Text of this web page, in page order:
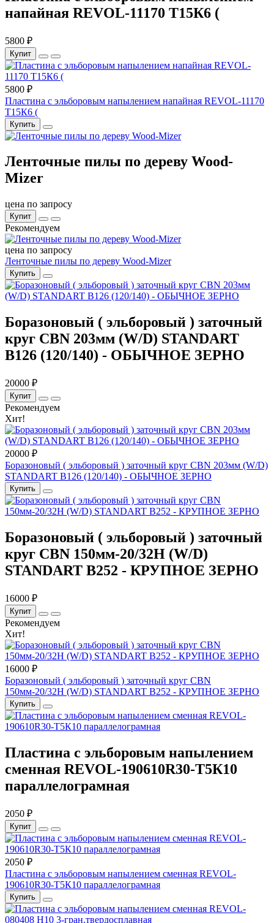
напайная REVOL-11170 Т15К6 (
5800 ₽
Купит
5800 ₽
Пластина с эльборовым напылением напайная REVOL-11170
Т15К6 (
Купить
Ленточные пилы по дереву Wood-
Mizer
цена по запросу
Купит
Рекомендуем
цена по запросу
Ленточные пилы по дереву Wood-Mizer
Купить
Боразоновый ( эльборовый ) заточный
круг CBN 203мм (W/D) STANDART
B126 (120/140) - ОБЫЧНОЕ ЗЕРНО
20000 ₽
Купит
Рекомендуем
Хит!
20000 ₽
Боразоновый ( эльборовый ) заточный круг CBN 203мм (W/D)
STANDART B126 (120/140) - ОБЫЧНОЕ ЗЕРНО
Купить
Боразоновый ( эльборовый ) заточный
круг CBN 150мм-20/32H (W/D)
STANDART B252 - КРУПНОЕ ЗЕРНО
16000 ₽
Купит
Рекомендуем
Хит!
16000 ₽
Боразоновый ( эльборовый ) заточный круг CBN
150мм-20/32H (W/D) STANDART B252 - КРУПНОЕ ЗЕРНО
Купить
Пластина с эльборовым напылением
сменная REVOL-190610R30-Т5К10
параллелограмная
2050 ₽
Купит
2050 ₽
Пластина с эльборовым напылением сменная REVOL-
190610R30-Т5К10 параллелограмная
Купить